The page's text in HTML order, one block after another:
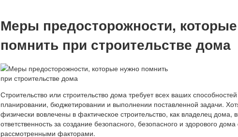
Меры предосторожности,
помнить при строительстве дома
Строительство или строительство дома требует всех ваших
планировании, бюджетировании и выполнении поставленной задачи.
физически вовлечены в фактическое строительство, как владелец дома,
ответственность за создание безопасного, безопасного и здорового
рассмотренными факторами.